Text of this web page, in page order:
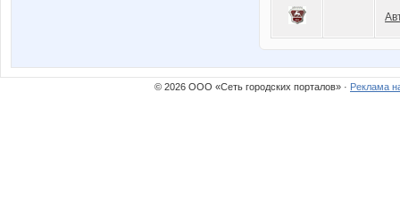
© 2026 ООО «Сеть городских порталов» · Реклама